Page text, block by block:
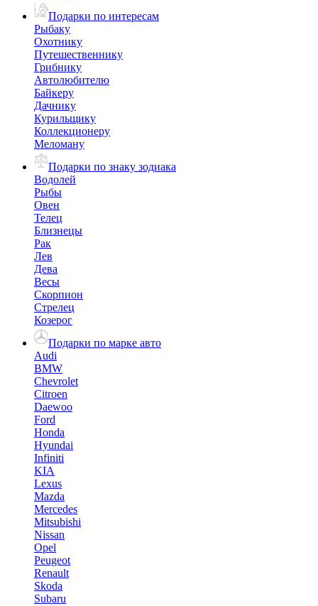
Подарки по интересам
Рыбаку
Охотнику
Путешественнику
Грибнику
Автолюбителю
Байкеру
Дачнику
Курильщику
Коллекционеру
Меломану
Подарки по знаку зодиака
Водолей
Рыбы
Овен
Телец
Близнецы
Рак
Лев
Дева
Весы
Скорпион
Стрелец
Козерог
Подарки по марке авто
Audi
BMW
Chevrolet
Citroen
Daewoo
Ford
Honda
Hyundai
Infiniti
KIA
Lexus
Mazda
Mercedes
Mitsubishi
Nissan
Opel
Peugeot
Renault
Skoda
Subaru